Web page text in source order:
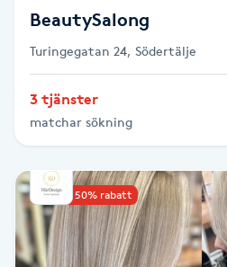
Spa-manikyr
Spa-pedikyr
Spraytan
Stylist
Sugaring
BeautySalong
Turingegatan 24, Södertälje
3 tjänster
matchar sökning
Upp till 50% rabatt